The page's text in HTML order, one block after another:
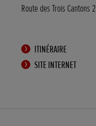
Route des Trois Cantons 2
ITINÉRAIRE
SITE INTERNET